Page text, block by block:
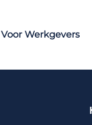
Voor Werkgevers